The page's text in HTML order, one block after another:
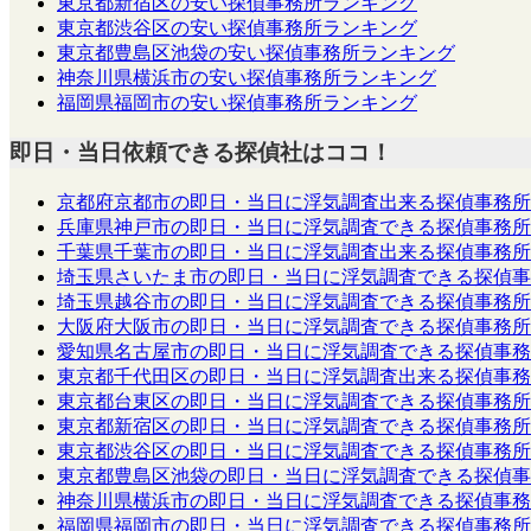
東京都渋谷区の安い探偵事務所ランキング
東京都豊島区池袋の安い探偵事務所ランキング
神奈川県横浜市の安い探偵事務所ランキング
福岡県福岡市の安い探偵事務所ランキング
即日・当日依頼できる探偵社はココ！
京都府京都市の即日・当日に浮気調査出来る探偵事務所
兵庫県神戸市の即日・当日に浮気調査できる探偵事務所
千葉県千葉市の即日・当日に浮気調査出来る探偵事務所
埼玉県さいたま市の即日・当日に浮気調査できる探偵
埼玉県越谷市の即日・当日に浮気調査できる探偵事務所
大阪府大阪市の即日・当日に浮気調査できる探偵事務所
愛知県名古屋市の即日・当日に浮気調査できる探偵事
東京都千代田区の即日・当日に浮気調査出来る探偵事
東京都台東区の即日・当日に浮気調査できる探偵事務所
東京都新宿区の即日・当日に浮気調査できる探偵事務所
東京都渋谷区の即日・当日に浮気調査できる探偵事務所
東京都豊島区池袋の即日・当日に浮気調査できる探偵
神奈川県横浜市の即日・当日に浮気調査できる探偵事
福岡県福岡市の即日・当日に浮気調査できる探偵事務所